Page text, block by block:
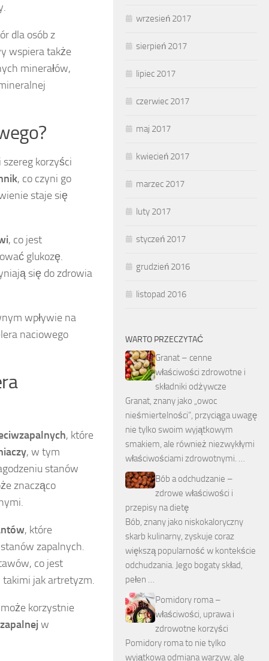
dla osób z
wspiera także
minerałów,
korzyści
, co czyni go
staje się
, co jest
glukozę.
się do zdrowia
wpływie na
naciowego
, które
, w tym
stanów
znacząco
, które
zapalnych.
co jest
takimi jak artretyzm.
korzystnie
w
wrzesień 2017
sierpień 2017
lipiec 2017
czerwiec 2017
maj 2017
kwiecień 2017
marzec 2017
luty 2017
styczeń 2017
grudzień 2016
listopad 2016
WARTO PRZECZYTAĆ
Granat – cenne
właściwości zdrowotne i
składniki odżywcze
Granat, znany jako „owoc
nieśmiertelności”, przyciąga uwagę
nie tylko swoim wyjątkowym
smakiem, ale również niezwykłymi
właściwościami zdrowotnymi. …
Bób a odchudzanie –
zdrowe właściwości i
przepisy na dietę
Bób, znany jako niskokaloryczny
skarb kulinarny, zyskuje coraz
większą popularność w kontekście
odchudzania. Jego bogaty skład,
pełen …
Pomidory roma –
właściwości, uprawa i
zdrowotne korzyści
Pomidory roma to nie tylko
wyjątkowa odmiana warzyw, ale